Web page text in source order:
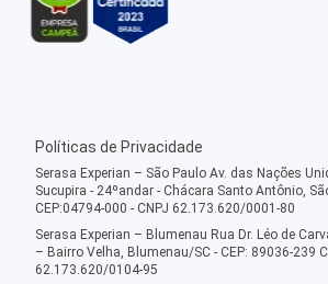
Políticas de Privacidade
Serasa Experian – São Paulo Av. das Nações
Sucupira - 24ºandar - Chácara Santo Antônio,
CEP:04794-000 - CNPJ 62.173.620/0001-80
Serasa Experian – Blumenau Rua Dr. Léo de
– Bairro Velha, Blumenau/SC - CEP: 89036-239
62.173.620/0104-95